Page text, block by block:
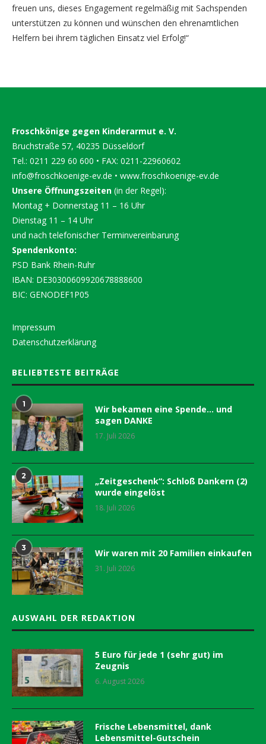
freuen uns, dieses Engagement regelmäßig mit Sachspenden
unterstützen zu können und wünschen den ehrenamtlichen
Helfern bei ihrem täglichen Einsatz viel Erfolg!“
Froschkönige gegen Kinderarmut e. V.
Bruchstraße 57, 40235 Düsseldorf
Tel.: 0211 229 60 600 • FAX: 0211-22960602
info@froschkoenige-ev.de • www.froschkoenige-ev.de
Unsere Öffnungszeiten (in der Regel):
Montag + Donnerstag 11 – 16 Uhr
Dienstag 11 – 14 Uhr
und nach telefonischer Terminvereinbarung
Spendenkonto:
PSD Bank Rhein-Ruhr
IBAN: DE30300609920678888600
BIC: GENODEF1P05
Impressum
Datenschutzerklärung
BELIEBTESTE BEITRÄGE
1
Wir bekamen eine Spende… und
sagen DANKE
17. Juli 2026
2
„Zeitgeschenk“: Schloß Dankern (2)
wurde eingelöst
18. Juli 2026
3 Wir waren mit 20 Familien einkaufen
31. Juli 2026
AUSWAHL DER REDAKTION
5 Euro für jede 1 (sehr gut) im
Zeugnis
6. August 2026
Frische Lebensmittel, dank
Lebensmittel-Gutschein